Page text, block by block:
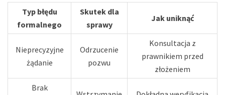
Typ błędu
formalnego
Skutek dla
sprawy
Jak uniknąć
Nieprecyzyjne
żądanie
Odrzucenie
pozwu
Konsultacja z
prawnikiem przed
złożeniem
Brak